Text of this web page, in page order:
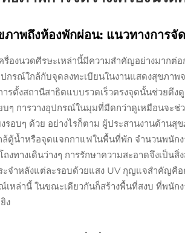
าพถึงห้องพักผ่อน: แนวทางการจั
รื่องนวดศีรษะเหล่านี้มีความสำคัญอย่างมากต่
ปกรณ์ใกล้กับจุดลงทะเบียนในงานแสดงสุขภา
ารตั้งสถานีสาธิตแบบรวดเร็วตรงจุดนั้นช่วยดึ
บๆ การวางอุปกรณ์ในมุมที่มืดกว่าดูเหมือนจะ
รอบๆ ด้วย อย่างไรก็ตาม ผู้ประสานงานด้าน
กล้ตู้น้ำหรือจุดแจกกาแฟในพื้นที่พัก จำนวนพนัก
ถงทางเดินว่างๆ การรักษาความสะอาดจึงเป็น
ะจำหลังแต่ละรอบด้วยแสง UV กุญแจสำคัญคื
เหล่านี้ ในขณะเดียวกันก็สร้างพื้นที่สงบ ที่พนัก
ง